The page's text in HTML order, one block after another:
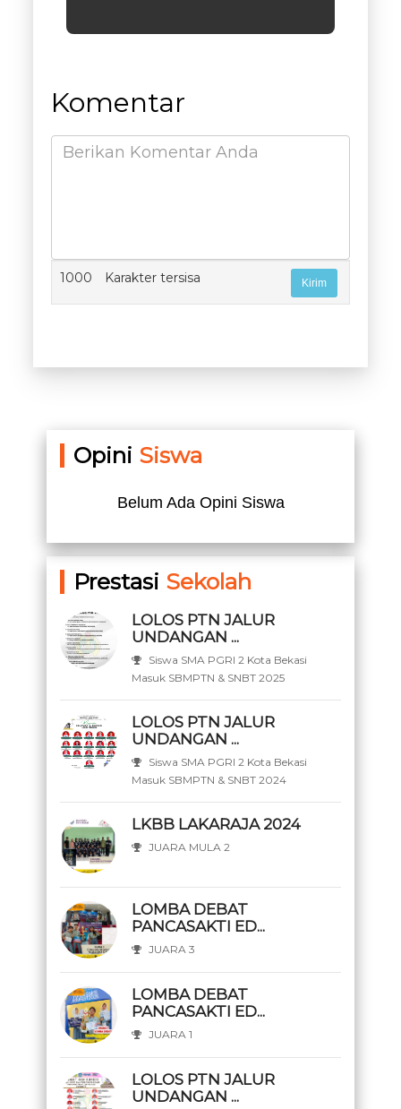
Komentar
1000 Karakter tersisa
Opini Siswa
Belum Ada Opini Siswa
Prestasi Sekolah
LOLOS PTN JALUR
UNDANGAN ...
Siswa SMA PGRI 2 Kota Bekasi
Masuk SBMPTN & SNBT 2025
LOLOS PTN JALUR
UNDANGAN ...
Siswa SMA PGRI 2 Kota Bekasi
Masuk SBMPTN & SNBT 2024
LKBB LAKARAJA 2024
JUARA MULA 2
LOMBA DEBAT
PANCASAKTI ED...
JUARA 3
LOMBA DEBAT
PANCASAKTI ED...
JUARA 1
LOLOS PTN JALUR
UNDANGAN ...